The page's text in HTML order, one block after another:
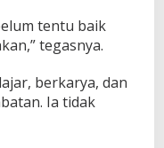
tentu baik
tegasnya.
berkarya, dan
Ia tidak